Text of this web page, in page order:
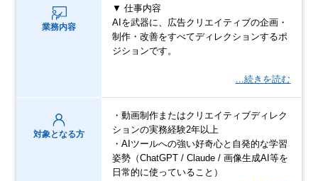
業務内容
▼ 仕事内容
AIを武器に、広告クリエイティブの企画・
制作・改善をすべてディレクションするポ
ジションです。
…続きを読む
対象となる方
・動画制作またはクリエイティブディレク
ションの実務経験2年以上
・AIツールへの強い好奇心と自発的な学習
姿勢（ChatGPT / Claude / 画像生成AI等を
日常的に使っていること）